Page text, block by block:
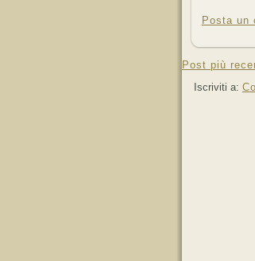
Posta un
Post più
Iscriviti a: